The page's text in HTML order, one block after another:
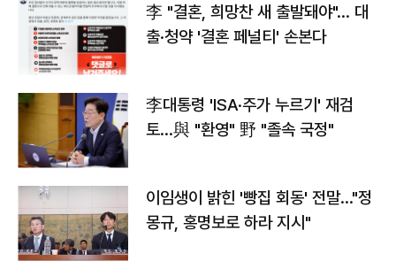
李 "결혼, 희망찬 새 출발돼야"… 대
출·청약 '결혼 페널티' 손본다
李대통령 'ISA·주가 누르기' 재검
토…與 "환영" 野 "졸속 국정"
이임생이 밝힌 '빵집 회동' 전말…"정
몽규, 홍명보로 하라 지시"